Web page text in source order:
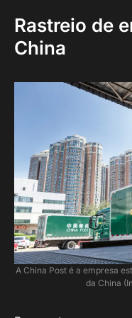
Rastreio de
China
A China Post é a empresa
da China